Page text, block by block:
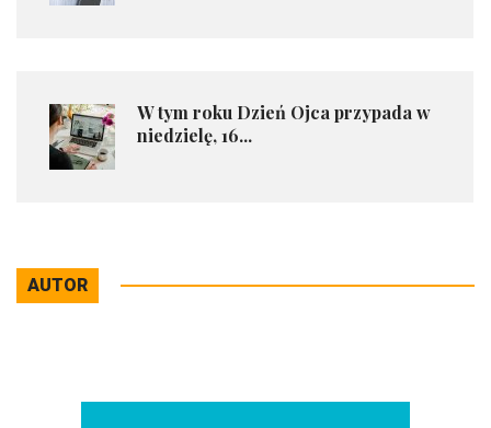
W tym roku Dzień Ojca przypada w
niedzielę, 16...
AUTOR